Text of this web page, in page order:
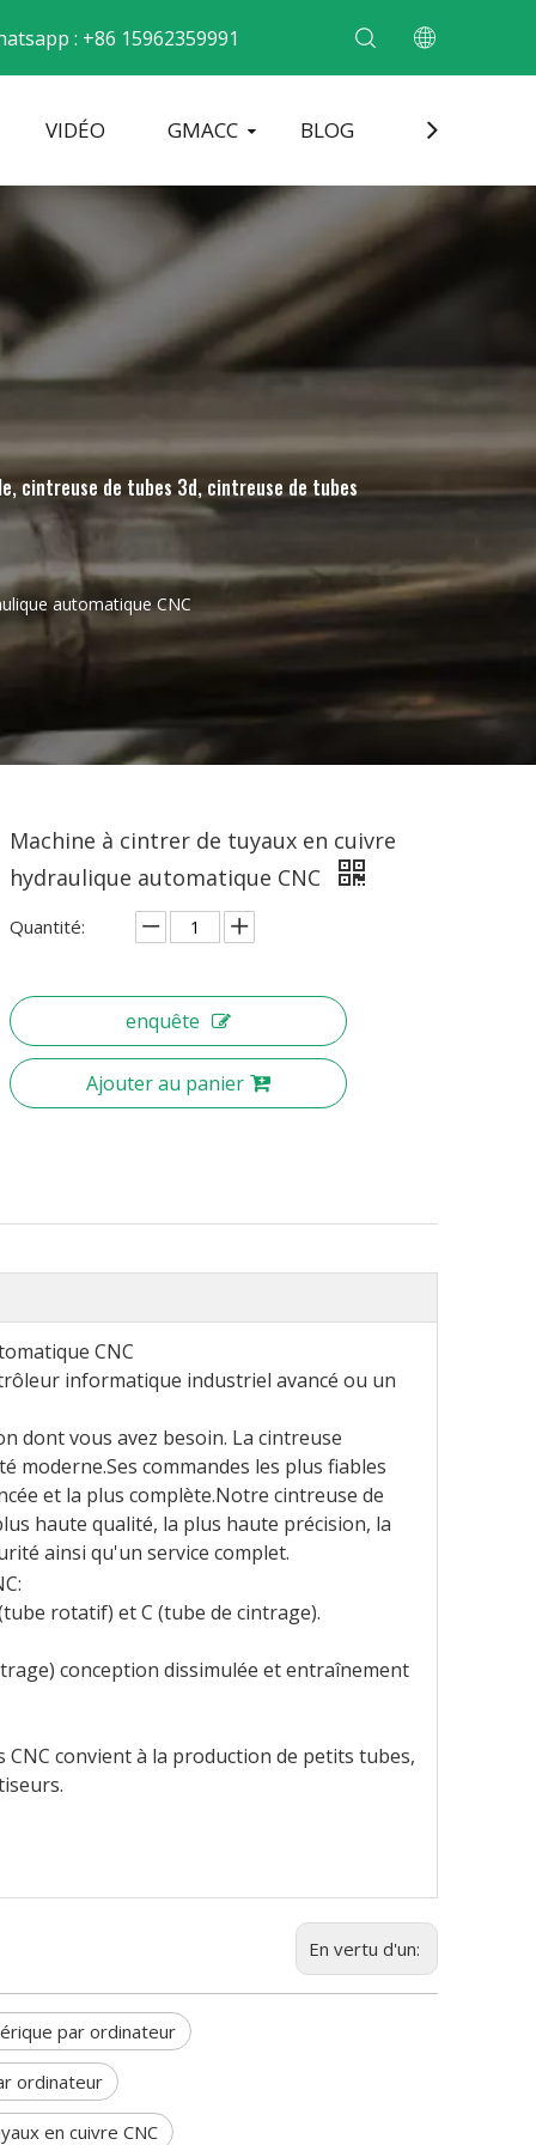
: +86 15962359991
VIDÉO GMACC BLOG CONTACT
cintreuse de tubes 3d, cintreuse de tubes
automatique CNC
Machine à cintrer de tuyaux en cuivre
hydraulique automatique CNC
Quantité:
enquête
Ajouter au panier
CNC
informatique industriel avancé ou un
dont vous avez besoin. La cintreuse
moderne.Ses commandes les plus fiables
et la plus complète.Notre cintreuse de
haute qualité, la plus haute précision, la
ainsi qu'un service complet.
rotatif) et C (tube de cintrage).
conception dissimulée et entraînement
convient à la production de petits tubes,
En vertu d'un:
par ordinateur
ordinateur
en cuivre CNC